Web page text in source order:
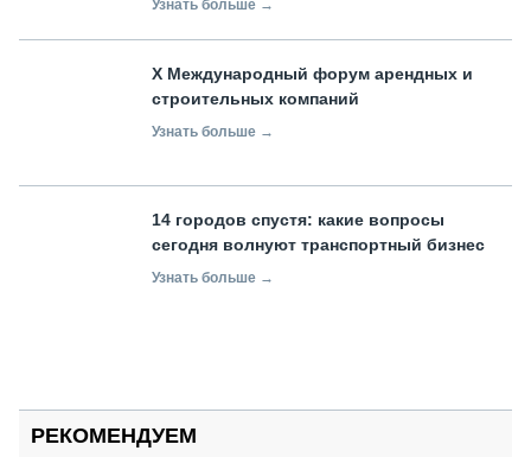
Узнать больше →
X Международный форум арендных и
строительных компаний
Узнать больше →
14 городов спустя: какие вопросы
сегодня волнуют транспортный бизнес
Узнать больше →
РЕКОМЕНДУЕМ